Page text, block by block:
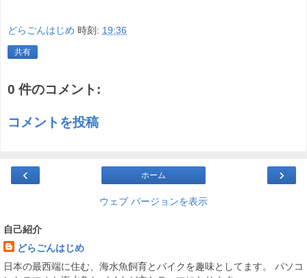
どらごんはじめ 時刻: 19:36
共有
0 件のコメント:
コメントを投稿
‹ ›
ホーム
ウェブ バージョンを表示
自己紹介
どらごんはじめ
日本の最西端に住む、海水魚飼育とバイクを趣味としてます。 パソコ